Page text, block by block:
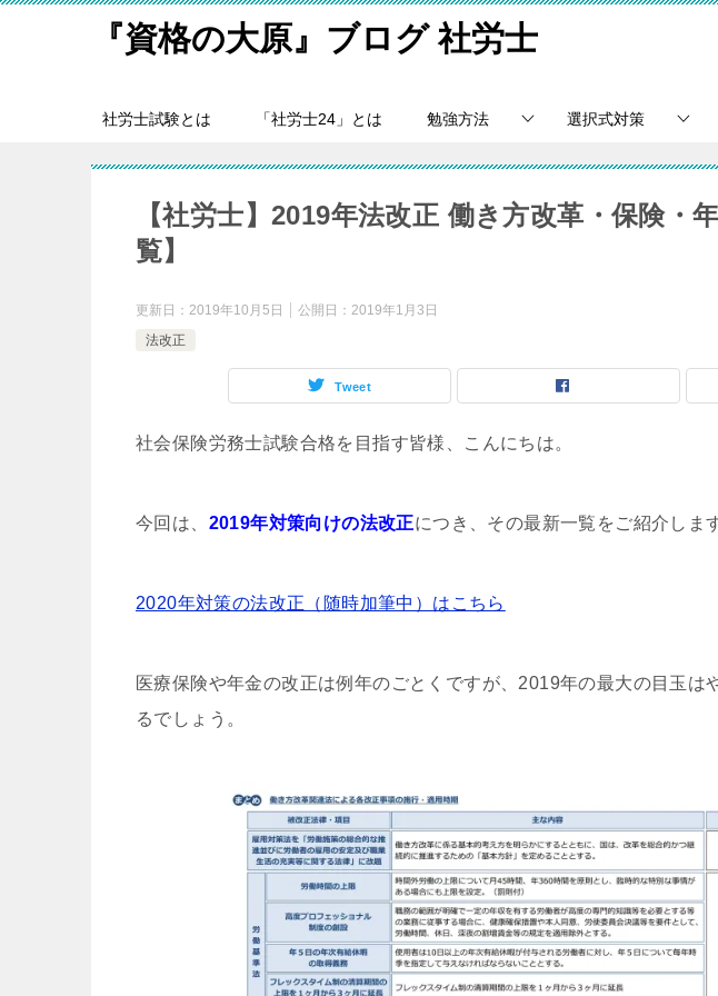
『資格の大原』ブログ 社労士
社労士試験とは 「社労士24」とは 勉強方法 選択式対策
【社労士】2019年法改正 働き方改革・保険・
覧】
更新日： 2019年10月5日 公開日： 2019年1月3日
法改正
Tweet
社会保険労務士試験合格を目指す皆様、こんにちは。
今回は、 2019年対策向けの法改正につき、その最新一覧をご紹介しま
2020年対策の法改正（随時加筆中）はこちら
医療保険や年金の改正は例年のごとくですが、2019年の最大の目玉は
るでしょう。